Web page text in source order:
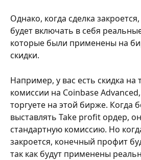
Однако, когда сделка
будет включать в себя
которые были применены на
скидки.
Например, у вас есть скидка на
комиссии на Coinbase
торгуете на этой бирже. Когда
выставлять Take profit ордер,
стандартную комиссию. Но
закроется, конечный профит
так как будут применены